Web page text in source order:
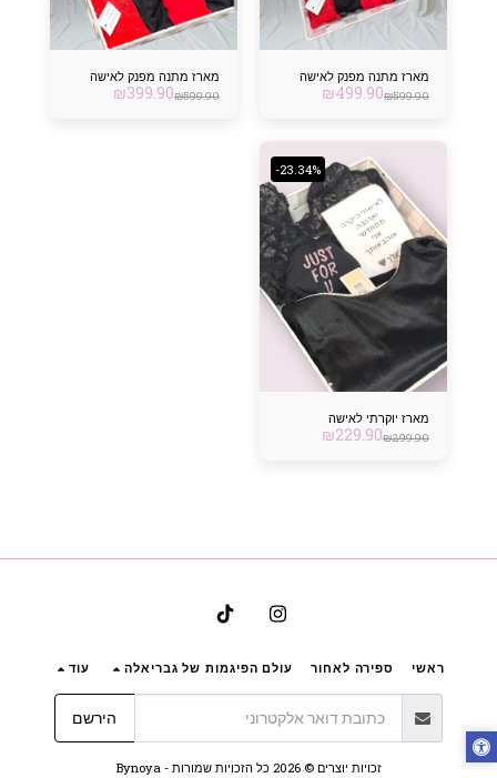
מארז מתנה מפנק לאישה
₪599.90
₪499.90
מארז מתנה מפנק לאישה
₪599.90
₪399.90
-23.34%
מארז יוקרתי לאישה
₪299.90
₪229.90
ראשי ספירה לאחור עולם הפיגמות של גבריאלה עוד
הירשם
זכויות יוצרים © 2026 כל הזכויות שמורות - Bynoya